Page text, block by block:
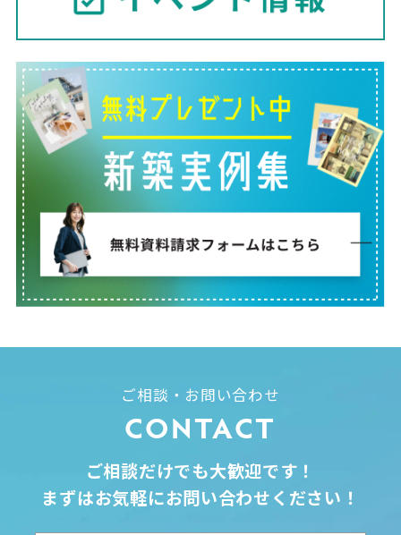
ご相談・お問い合わせ
CONTACT
ご相談だけでも大歓迎です！
まずはお気軽にお問い合わせください！